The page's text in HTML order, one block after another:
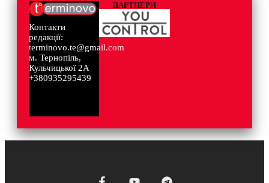
Контакти
редакції:
terminovo.te@gmail.com
м. Тернопіль,
Кульчицької 2А
+380935295439
ПАРТНЕРИ